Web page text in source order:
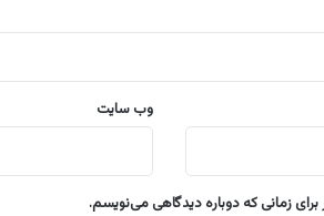
وب‌ سایت
زمانی که دوباره دیدگاهی می‌نویسم.